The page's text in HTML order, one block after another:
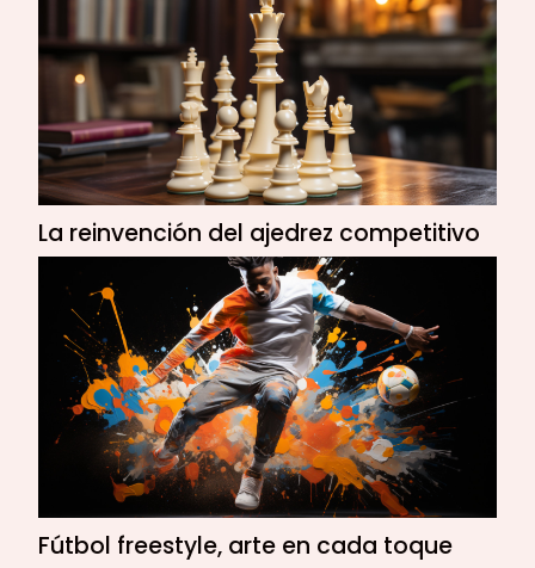
La reinvención del ajedrez competitivo
Fútbol freestyle, arte en cada toque